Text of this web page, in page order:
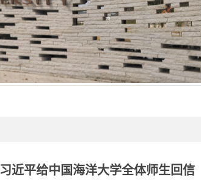
习近平给中国海洋大学全体师生回信